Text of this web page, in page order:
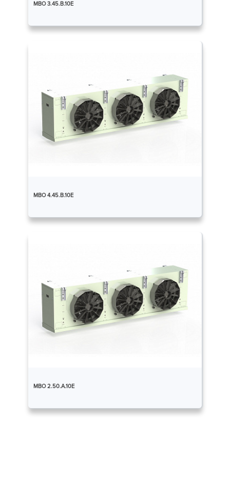
МВО 3.45.В.10Е
МВО 4.45.В.10Е
МВО 2.50.А.10Е